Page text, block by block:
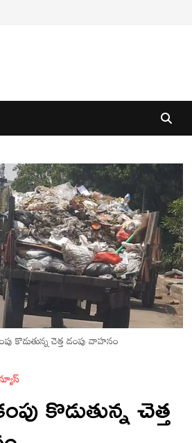
కొడుతున్న చెత్త డంపు వాహనం
కొడుతున్న చెత్త